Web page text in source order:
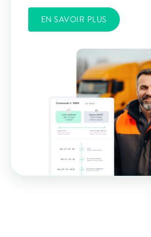
EN SAVOIR PLUS